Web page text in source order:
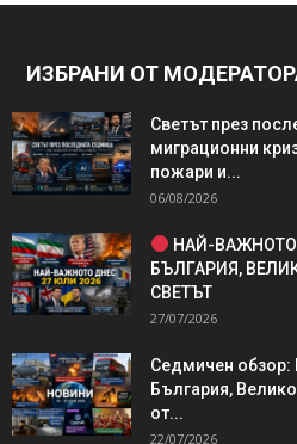
ИЗБРАНИ ОТ
Светът през
миграционни
пожари и...
06/08/2026
НАЙ-
БЪЛГАРИЯ,
СВЕТЪТ
27/07/2026
Седмичен обзор:
България,
от...
22/07/2026